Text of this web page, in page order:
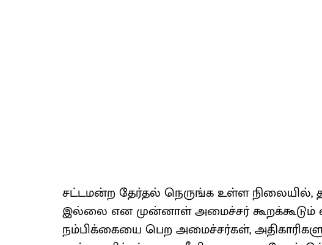
சட்டமன்ற தேர்தல் நெருங்க உள்ள நிலையில்,
இல்லை என முன்னாள் அமைச்சர் கூறக்கூடும்
நம்பிக்கையை பெற அமைச்சர்கள்,